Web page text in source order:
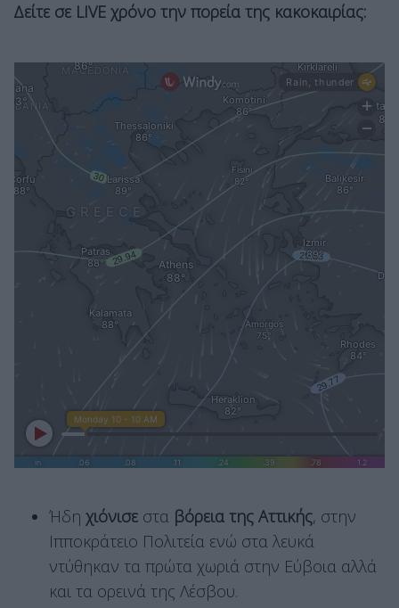
Δείτε σε LIVE χρόνο την πορεία της κακοκαιρίας:
Ήδη χιόνισε στα βόρεια της Αττικής, στην
Ιπποκράτειο Πολιτεία ενώ στα λευκά
ντύθηκαν τα πρώτα χωριά στην Εύβοια αλλά
και τα ορεινά της Λέσβου.